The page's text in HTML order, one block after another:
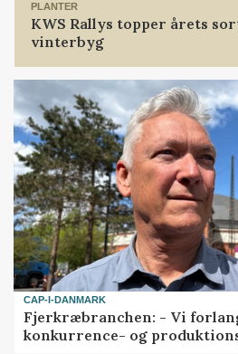
PLANTER
KWS Rallys topper årets
vinterbyg
CAP-I-DANMARK
Fjerkræbranchen: - Vi
konkurrence- og